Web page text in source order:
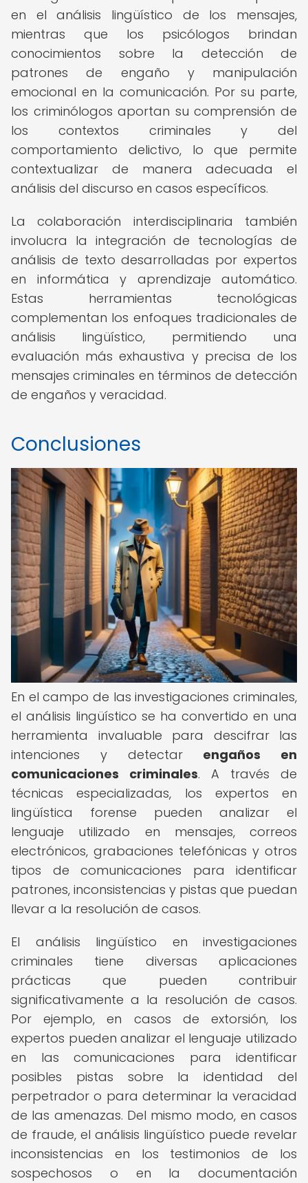
en el análisis lingüístico de los mensajes,
mientras que los psicólogos brindan
conocimientos sobre la detección de
patrones de engaño y manipulación
emocional en la comunicación. Por su parte,
los criminólogos aportan su comprensión de
los contextos criminales y del
comportamiento delictivo, lo que permite
contextualizar de manera adecuada el
análisis del discurso en casos específicos.
La colaboración interdisciplinaria también
involucra la integración de tecnologías de
análisis de texto desarrolladas por expertos
en informática y aprendizaje automático.
Estas herramientas tecnológicas
complementan los enfoques tradicionales de
análisis lingüístico, permitiendo una
evaluación más exhaustiva y precisa de los
mensajes criminales en términos de detección
de engaños y veracidad.
Conclusiones
En el campo de las investigaciones criminales,
el análisis lingüístico se ha convertido en una
herramienta invaluable para descifrar las
intenciones y detectar engaños en
comunicaciones criminales. A través de
técnicas especializadas, los expertos en
lingüística forense pueden analizar el
lenguaje utilizado en mensajes, correos
electrónicos, grabaciones telefónicas y otros
tipos de comunicaciones para identificar
patrones, inconsistencias y pistas que puedan
llevar a la resolución de casos.
El análisis lingüístico en investigaciones
criminales tiene diversas aplicaciones
prácticas que pueden contribuir
significativamente a la resolución de casos.
Por ejemplo, en casos de extorsión, los
expertos pueden analizar el lenguaje utilizado
en las comunicaciones para identificar
posibles pistas sobre la identidad del
perpetrador o para determinar la veracidad
de las amenazas. Del mismo modo, en casos
de fraude, el análisis lingüístico puede revelar
inconsistencias en los testimonios de los
sospechosos o en la documentación